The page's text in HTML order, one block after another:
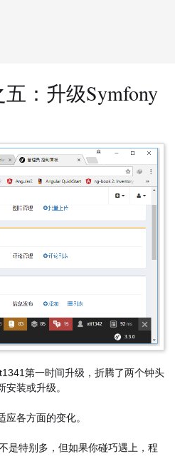
：升级Symfony
第一时间升级，折腾了两个钟头
装或升级。
各方面的变化。
是特别多，但如果你碰巧遇上，程